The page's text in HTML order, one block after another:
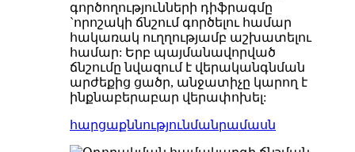
գործողությունների դիֆրագմը
`որոշակի ճնշում գործելու համար
հակառակ ուղղությամբ աշխատելու
համար: Երբ պայմանավորված
ճնշումը նվազում է վերականգնման
արժեքից ցածր, անջատիչը կարող է
ինքնաբերաբար վերափոխել:
հարցաքննությունմանրամասն